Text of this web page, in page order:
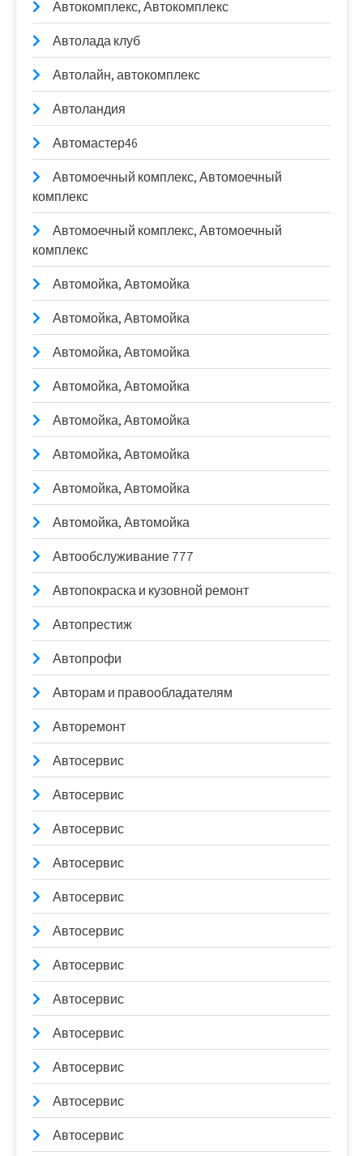
Автокомплекс, Автокомплекс
Автолада клуб
Автолайн, автокомплекс
Автоландия
Автомастер46
Автомоечный комплекс, Автомоечный
комплекс
Автомоечный комплекс, Автомоечный
комплекс
Автомойка, Автомойка
Автомойка, Автомойка
Автомойка, Автомойка
Автомойка, Автомойка
Автомойка, Автомойка
Автомойка, Автомойка
Автомойка, Автомойка
Автомойка, Автомойка
Автообслуживание 777
Автопокраска и кузовной ремонт
Автопрестиж
Автопрофи
Авторам и правообладателям
Авторемонт
Автосервис
Автосервис
Автосервис
Автосервис
Автосервис
Автосервис
Автосервис
Автосервис
Автосервис
Автосервис
Автосервис
Автосервис